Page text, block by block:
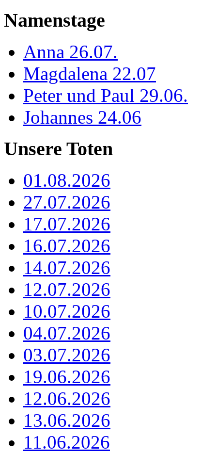
Namenstage
Anna 26.07.
Magdalena 22.07
Peter und Paul 29.06.
Johannes 24.06
Unsere Toten
01.08.2026
27.07.2026
17.07.2026
16.07.2026
14.07.2026
12.07.2026
10.07.2026
04.07.2026
03.07.2026
19.06.2026
12.06.2026
13.06.2026
11.06.2026